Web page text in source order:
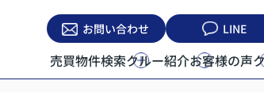
お問い合わせ LINE
売買物件検索クルー紹介お客様の声